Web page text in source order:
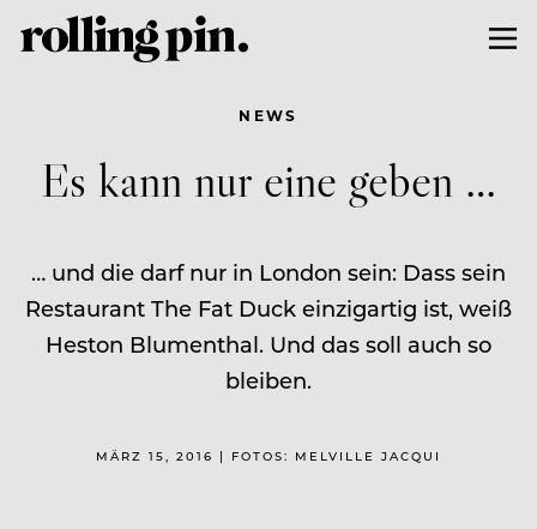
NEWS
Es kann nur eine geben …
… und die darf nur in London sein: Dass sein
Restaurant The Fat Duck einzigartig ist, weiß
Heston Blumenthal. Und das soll auch so
bleiben.
MÄRZ 15, 2016 | FOTOS: MELVILLE JACQUI